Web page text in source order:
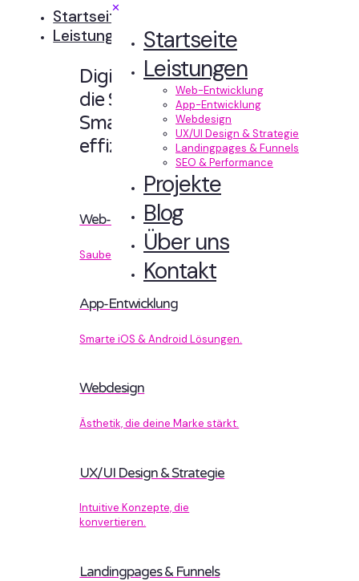
✕
Startseite
Leistungen
Web-Entwicklung
App-Entwicklung
Webdesign
UX/UI Design & Strategie
Landingpages & Funnels
SEO & Performance
Projekte
Blog
Über uns
Kontakt
Startseite
Leistungen
Digitale Erlebnisse,
die Sinn machen.
Smart designt und
effizient entwickelt.
Web-Entwicklung
Sauberer Code, der performt.
App-Entwicklung
Smarte iOS & Android Lösungen.
Webdesign
Ästhetik, die deine Marke stärkt.
UX/UI Design & Strategie
Intuitive Konzepte, die
konvertieren.
Landingpages & Funnels